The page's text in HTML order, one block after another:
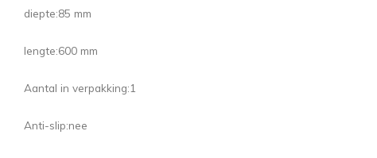
diepte:85 mm
lengte:600 mm
Aantal in verpakking:1
Anti-slip:nee